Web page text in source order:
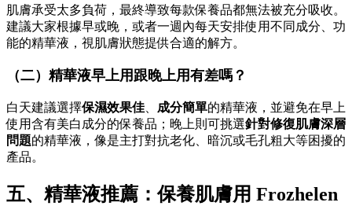
肌膚承受太多負荷，最終導致每款保養品都無法被充分吸收。
建議大家根據早或晚，或者一週內每天安排使用不同成分、功
能的精華液，視肌膚狀態提供合適的解方。
（二）精華液早上用跟晚上用有差嗎？
白天建議選擇保濕效果佳 成分簡單的精華液，並避免在早上
使用含有美白成分的保養品；晚上則可挑選針對修復肌膚深層
問題的精華液，像是主打對抗老化、暗沉或毛孔粗大等困擾的
產品。
五、精華液推薦：保養肌膚用 Frozhelen